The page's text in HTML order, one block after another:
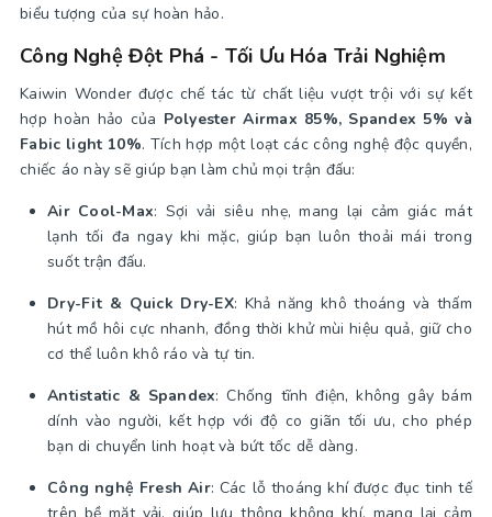
biểu tượng của sự hoàn hảo.
Công Nghệ Đột Phá - Tối Ưu Hóa Trải Nghiệm
Kaiwin Wonder được chế tác từ chất liệu vượt trội với sự kết
hợp hoàn hảo của Polyester Airmax 85%, Spandex 5% và
Fabic light 10%. Tích hợp một loạt các công nghệ độc quyền,
chiếc áo này sẽ giúp bạn làm chủ mọi trận đấu:
Air Cool-Max: Sợi vải siêu nhẹ, mang lại cảm giác mát
lạnh tối đa ngay khi mặc, giúp bạn luôn thoải mái trong
suốt trận đấu.
Dry-Fit & Quick Dry-EX: Khả năng khô thoáng và thấm
hút mồ hôi cực nhanh, đồng thời khử mùi hiệu quả, giữ cho
cơ thể luôn khô ráo và tự tin.
Antistatic & Spandex: Chống tĩnh điện, không gây bám
dính vào người, kết hợp với độ co giãn tối ưu, cho phép
bạn di chuyển linh hoạt và bứt tốc dễ dàng.
Công nghệ Fresh Air: Các lỗ thoáng khí được đục tinh tế
trên bề mặt vải, giúp lưu thông không khí, mang lại cảm